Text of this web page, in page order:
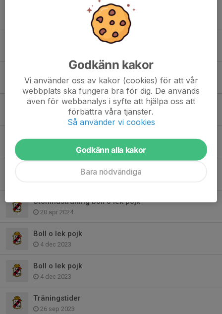
Ungdomsavslutning Onsdag 19 nov 17:30-19:00
Träning även på sportlovet
Ungdoms avslutning måndag 11nov
9 nov 2024
Träning för boll och lek även på höstlovet
26 okt 2024
Sista utomhusträning 1/10
Utomhusträning boll o lek pojk
20 apr 2024
Boll o lek pojk
4 dec 2023
Boll o lek pojk
4 dec 2023
Träningstider
26 sep 2023
Godkänn kakor
Vi använder oss av kakor (cookies) för att vår
webbplats ska fungera bra för dig. De används
även för webbanalys i syfte att hjälpa oss att
förbättra våra tjänster.
Så använder vi cookies
Godkänn alla kakor
Bara nödvändiga